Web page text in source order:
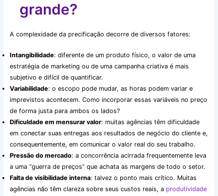
grande?
A complexidade da precificação decorre de diversos fatores:
Intangibilidade: diferente de um produto físico, o valor de uma
estratégia de marketing ou de uma campanha criativa é mais
subjetivo e difícil de quantificar.​
Variabilidade: o escopo pode mudar, as horas podem variar e
imprevistos acontecem. Como incorporar essas variáveis no preço
de forma justa para ambos os lados?​
Dificuldade em mensurar valor: muitas agências têm dificuldade
em conectar suas entregas aos resultados de negócio do cliente e,
consequentemente, em comunicar o valor real do seu trabalho.​
Pressão do mercado: a concorrência acirrada frequentemente leva
a uma “guerra de preços” que achata as margens de todo o setor.​
Falta de visibilidade interna: talvez o ponto mais crítico. Muitas
agências não têm clareza sobre seus custos reais, a produtividade